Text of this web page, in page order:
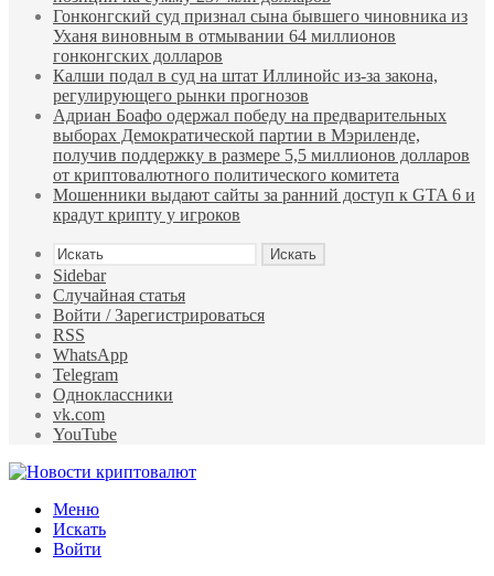
Гонконгский суд признал сына бывшего чиновника из
Уханя виновным в отмывании 64 миллионов
гонконгских долларов
Калши подал в суд на штат Иллинойс из-за закона,
регулирующего рынки прогнозов
Адриан Боафо одержал победу на предварительных
выборах Демократической партии в Мэриленде,
получив поддержку в размере 5,5 миллионов долларов
от криптовалютного политического комитета
Мошенники выдают сайты за ранний доступ к GTA 6 и
крадут крипту у игроков
Искать
Sidebar
Случайная статья
Войти / Зарегистрироваться
RSS
WhatsApp
Telegram
Одноклассники
vk.com
YouTube
Меню
Искать
Войти